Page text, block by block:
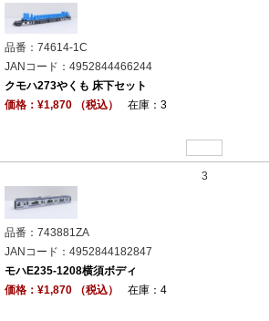
品番：74614-1C
JANコード：4952844466244
クモハ273やくも 床下セット
価格：¥1,870 （税込）
在庫：3
3
品番：743881ZA
JANコード：4952844182847
モハE235-1208横須ボディ
価格：¥1,870 （税込）
在庫：4